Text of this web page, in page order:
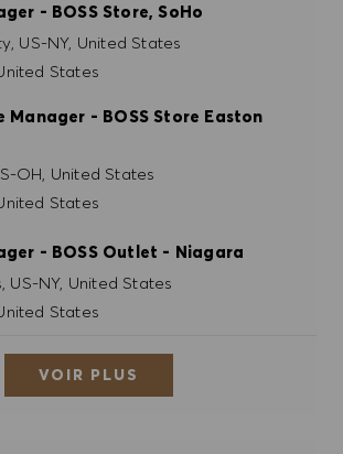
- BOSS Store, SoHo
US-NY, United States
States
Manager - BOSS Store Easton
OH, United States
States
- BOSS Outlet - Niagara
US-NY, United States
States
VOIR PLUS